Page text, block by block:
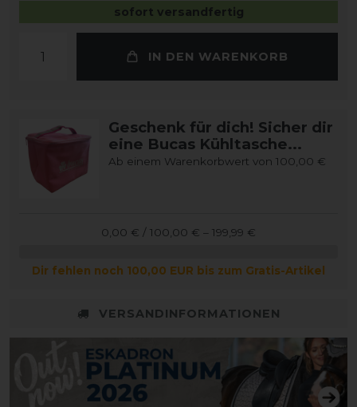
sofort versandfertig
IN DEN WARENKORB
Geschenk für dich! Sicher dir
eine Bucas Kühltasche...
Ab einem Warenkorbwert von 100,00 €
0,00 € / 100,00 € – 199,99 €
Dir fehlen noch 100,00 EUR bis zum Gratis-Artikel
VERSANDINFORMATIONEN